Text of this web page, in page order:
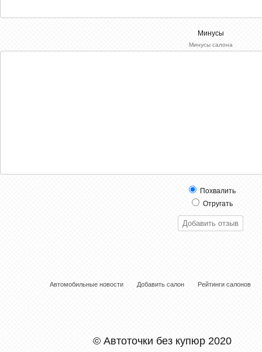
Минусы
Минусы салона
Похвалить
Отругать
Автомобильные новости Добавить салон Рейтинги салонов
© Автоточки без купюр 2020